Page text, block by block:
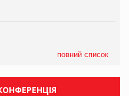
повний список